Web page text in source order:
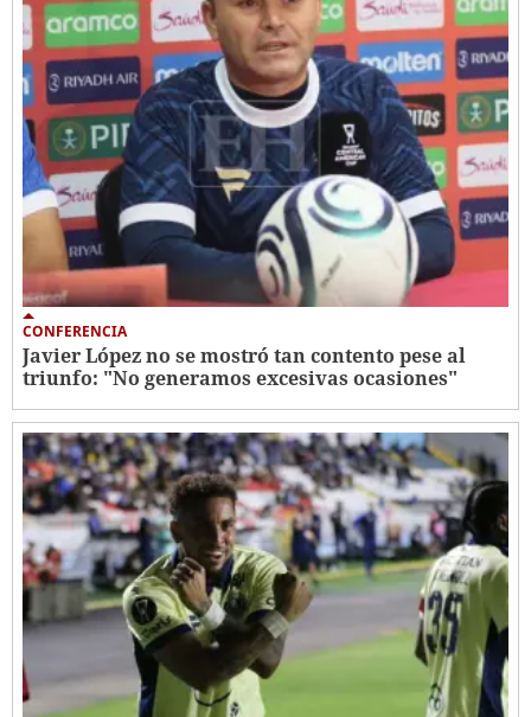
CONFERENCIA
Javier López no se mostró tan contento pese al
triunfo: "No generamos excesivas ocasiones"